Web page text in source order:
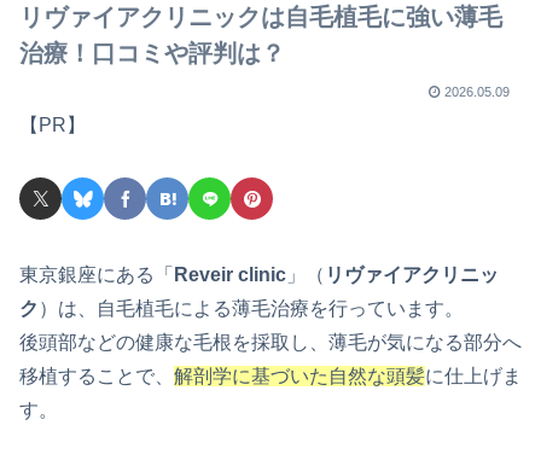
リヴァイアクリニックは自毛植毛に強い薄毛
治療！口コミや評判は？
2026.05.09
【PR】
東京銀座にある「 Reveir clinic 」（ リヴァイアクリニッ
ク ）は、自毛植毛による薄毛治療を行っています。
後頭部などの健康な毛根を採取し、薄毛が気になる部分へ
移植することで、 解剖学に基づいた自然な頭髪に仕上げま
す。